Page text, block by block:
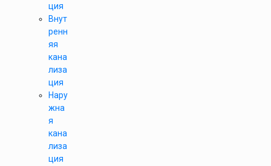
ция
Внут
ренн
яя
кана
лиза
ция
Нару
жна
я
кана
лиза
ция